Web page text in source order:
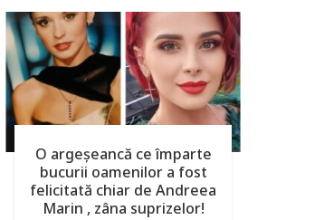
O argeşeancă ce împarte
bucurii oamenilor a fost
felicitată chiar de Andreea
Marin , zâna suprizelor!